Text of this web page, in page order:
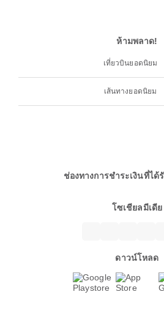
ห้ามพลาด!
เที่ยวบินยอดนิยม
เส้นทางยอดนิยม
ช่องทางการชำระเงินที่ได้
โซเชียลมีเดีย
ดาวน์โหลด